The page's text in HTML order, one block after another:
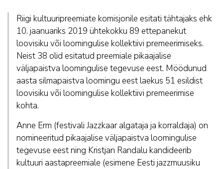
Riigi kultuuripreemiate komisjonile esitati tähtajaks ehk
10. jaanuariks 2019 ühtekokku 89 ettepanekut
loovisiku või loomingulise kollektiivi premeerimiseks.
Neist 38 olid esitatud preemiale pikaajalise
väljapaistva loomingulise tegevuse eest. Möödunud
aasta silmapaistva loomingu eest laekus 51 esildist
loovisiku või loomingulise kollektiivi premeerimise
kohta.
Anne Erm (festivali Jazzkaar algataja ja korraldaja) on
nomineeritud pikaajalise väljapaistva loomingulise
tegevuse eest ning Kristjan Randalu kandideerib
kultuuri aastapreemiale (esimene Eesti jazzmuusiku